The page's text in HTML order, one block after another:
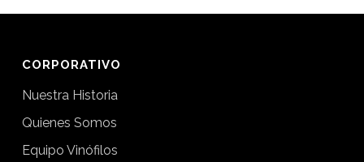
CORPORATIVO
Nuestra Historia
Quienes Somos
Equipo Vinófilos